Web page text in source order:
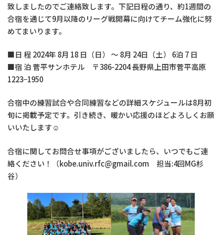
致しましたのでご連絡致します。下記日程の通り、約1週間の
合宿を通じて9月以降のリーグ戦開幕に向けてチーム強化に努
めてまいります。
■日 程 2024年 8月 18 日（日） ～ 8月 24日（土） 6泊 7 日
■宿 泊 菅平サンホテル 〒386-2204 長野県上田市菅平高原
1223−1950
合宿中の練習試合や合同練習などの詳細スケジュールは8月初
旬に掲載予定です。引き続き、暖かい応援のほどよろしくお願
いいたします☺︎
合宿に関してお問合せ事項がございましたら、いつでもご連
絡ください！（kobe.univ.rfc@gmail.com 担当:4回MG杉
谷）